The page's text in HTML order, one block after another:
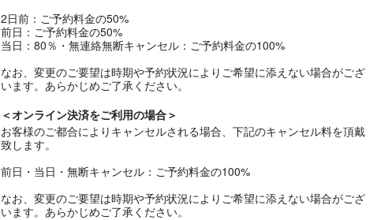
2日前：ご予約料金の50%
前日：ご予約料金の50%
当日：80％・無連絡無断キャンセル：ご予約料金の100%
なお、変更のご要望は時期や予約状況によりご希望に添えない場合がござ
います。あらかじめご了承ください。
＜オンライン決済をご利用の場合＞
お客様のご都合によりキャンセルされる場合、下記のキャンセル料を頂戴
致します。
前日・当日・無断キャンセル：ご予約料金の100%
なお、変更のご要望は時期や予約状況によりご希望に添えない場合がござ
います。あらかじめご了承ください。